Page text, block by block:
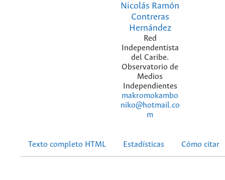
Nicolás Ramón
Contreras
Hernández
Red
Independentista
del Caribe.
Observatorio de
Medios
Independientes
makromokambo
niko@hotmail.co
m
Texto completo HTML Estadísticas Cómo citar